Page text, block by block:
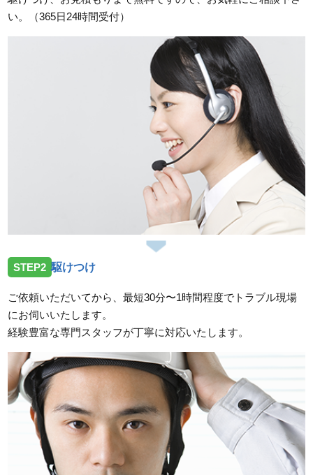
い。（365日24時間受付）
STEP2 駆けつけ
ご依頼いただいてから、最短30分〜1時間程度でトラブル現場
にお伺いいたします。
経験豊富な専門スタッフが丁寧に対応いたします。